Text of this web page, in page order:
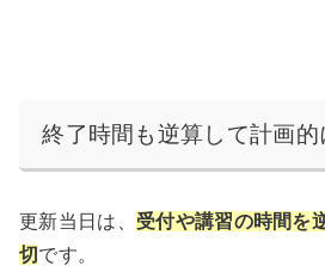
終了時間も逆算して計画的
更新当日は、 受付や講習の時間を
切 です。